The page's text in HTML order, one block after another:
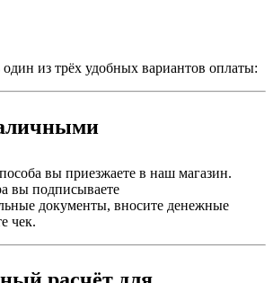
из трёх удобных вариантов оплаты:
вы приезжаете в наш магазин.
вы подписываете
документы, вносите денежные
чек.